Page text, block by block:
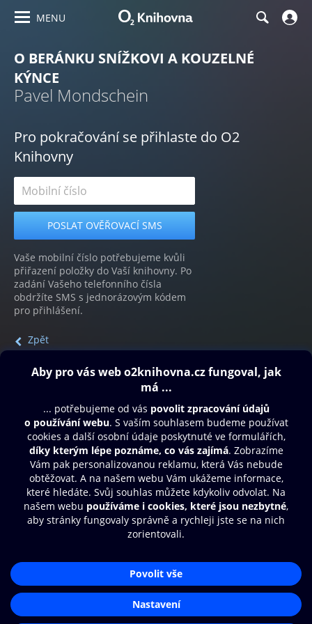
MENU
O BERÁNKU SNÍŽKOVI A KOUZELNÉ
KÝNCE
Pavel Mondschein
Pro pokračování se přihlaste do O2
Knihovny
Vaše mobilní číslo potřebujeme kvůli
přiřazení položky do Vaší knihovny. Po
zadání Vašeho telefonního čísla
obdržíte SMS s jednorázovým kódem
pro přihlášení.
Zpět
Obsah ke stažení
Moje O2 Knihovna
Další zábava
© O2 Czech Republic a.s.
Přístupnost
Zásady zpracování osobních údajůAplikace O2 Knihovna
Čti a poslouchej své e-knihy a
audioknihy rychleji a pohodlněji.